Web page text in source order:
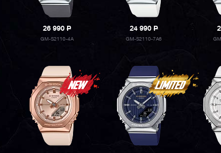
26 990P
GM-S2110-4A
24 990P
GM-S2110-7A6